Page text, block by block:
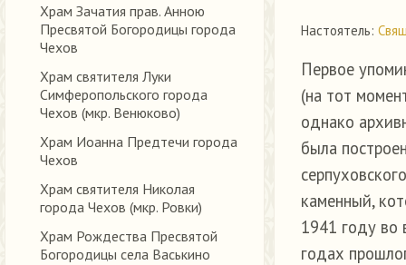
Храм Зачатия прав. Анною
Пресвятой Богородицы города
Чехов
Храм святителя Луки
Симферопольского города
Чехов (мкр. Венюково)
Храм Иоанна Предтечи города
Чехов
Храм святителя Николая
города Чехов (мкр. Ровки)
Храм Рождества Пресвятой
Богородицы села Васькино
Настоятель:
Первое
(на тот
однако
была
каменный,
1941 году во
годах